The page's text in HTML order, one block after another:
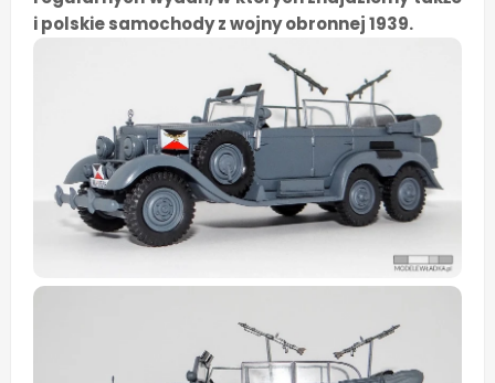
i polskie samochody z wojny obronnej 1939.